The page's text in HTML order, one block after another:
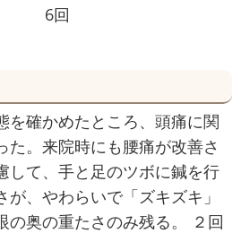
6回
を確かめたところ、頭痛に関
た。来院時にも腰痛が改善さ
して、手と足のツボに鍼を行
、やわらいで「ズキズキ」
の奥の重たさのみ残る。 ２回